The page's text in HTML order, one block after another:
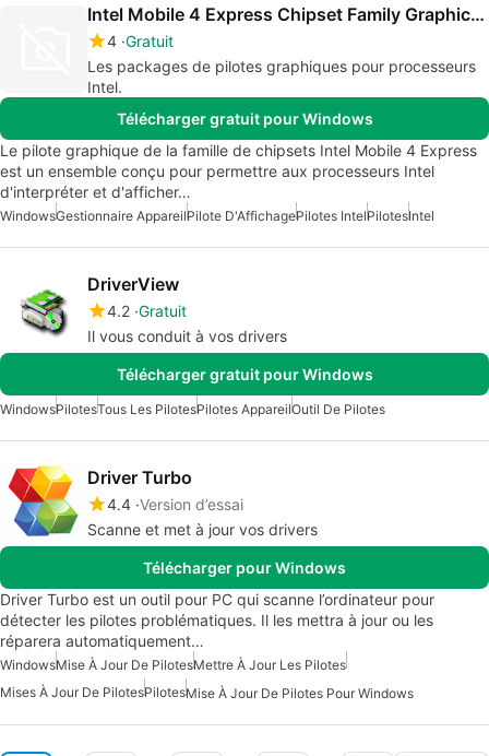
Intel Mobile 4 Express Chipset Family Graphics Driver
4 Gratuit
Les packages de pilotes graphiques pour processeurs
Intel.
Télécharger gratuit pour Windows
Le pilote graphique de la famille de chipsets Intel Mobile 4 Express
est un ensemble conçu pour permettre aux processeurs Intel
d'interpréter et d'afficher…
WindowsGestionnaire AppareilPilote D'AffichagePilotes IntelPilotesIntel
DriverView
4.2 Gratuit
Il vous conduit à vos drivers
Télécharger gratuit pour Windows
WindowsPilotesTous Les PilotesPilotes AppareilOutil De Pilotes
Driver Turbo
4.4 Version d’essai
Scanne et met à jour vos drivers
Télécharger pour Windows
Driver Turbo est un outil pour PC qui scanne l’ordinateur pour
détecter les pilotes problématiques. Il les mettra à jour ou les
réparera automatiquement…
WindowsMise À Jour De PilotesMettre À Jour Les Pilotes
Mises À Jour De PilotesPilotesMise À Jour De Pilotes Pour Windows